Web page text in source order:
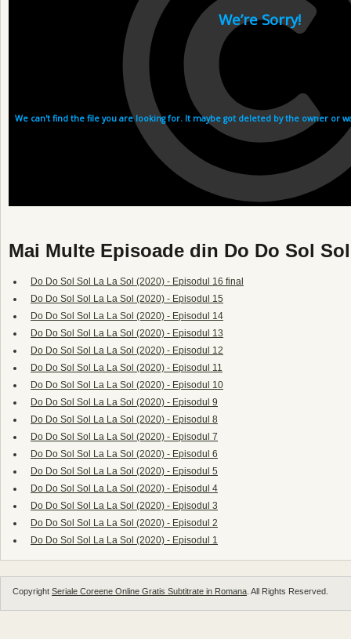
Mai Multe Episoade din Do Do Sol
Do Do Sol Sol La La Sol (2020) - Episodul 16 final
Do Do Sol Sol La La Sol (2020) - Episodul 15
Do Do Sol Sol La La Sol (2020) - Episodul 14
Do Do Sol Sol La La Sol (2020) - Episodul 13
Do Do Sol Sol La La Sol (2020) - Episodul 12
Do Do Sol Sol La La Sol (2020) - Episodul 11
Do Do Sol Sol La La Sol (2020) - Episodul 10
Do Do Sol Sol La La Sol (2020) - Episodul 9
Do Do Sol Sol La La Sol (2020) - Episodul 8
Do Do Sol Sol La La Sol (2020) - Episodul 7
Do Do Sol Sol La La Sol (2020) - Episodul 6
Do Do Sol Sol La La Sol (2020) - Episodul 5
Do Do Sol Sol La La Sol (2020) - Episodul 4
Do Do Sol Sol La La Sol (2020) - Episodul 3
Do Do Sol Sol La La Sol (2020) - Episodul 2
Do Do Sol Sol La La Sol (2020) - Episodul 1
Copyright Seriale Coreene Online Gratis Subtitrate in Romana . All Rights Reserved.